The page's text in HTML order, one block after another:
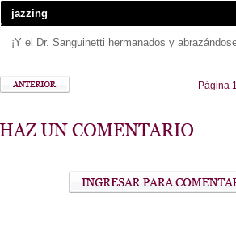
jazzing
¡Y el Dr. Sanguinetti hermanados y
Página